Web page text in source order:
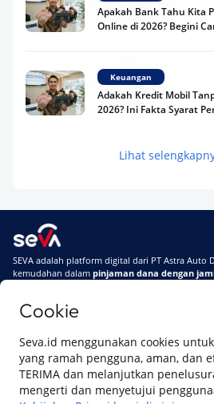
Cookie
Seva.id menggunakan cookies
yang ramah pengguna, aman, dan
TERIMA dan melanjutkan
mengerti dan menyetujui
Apakah Bank Tahu Kita
Online di 2026? Begini
Keuangan
Adakah Kredit Mobil
2026? Ini Fakta Syarat
Keuangan
Terpercaya
Telat Bayar Pinjol 2
Masuk BI Checking?
Lihat
SEVA adalah platform digital dari PT Astra Auto
kemudahan dalam pinjaman dana dengan
Di SEVA, BPKB mobilmu #BisaJadiDuit
Tentang SEVASyarat & Ketentuan
Pemberitahuan Privasi